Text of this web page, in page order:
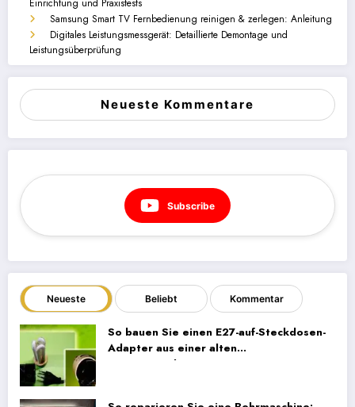
Einrichtung und Praxistests
Samsung Smart TV Fernbedienung reinigen & zerlegen: Anleitung
Digitales Leistungsmessgerät: Detaillierte Demontage und
Leistungsüberprüfung
Neueste Kommentare
Subscribe
Neueste Beliebt Kommentar
So bauen Sie einen E27-auf-Steckdosen-
Adapter aus einer alten
Energiesparlampe